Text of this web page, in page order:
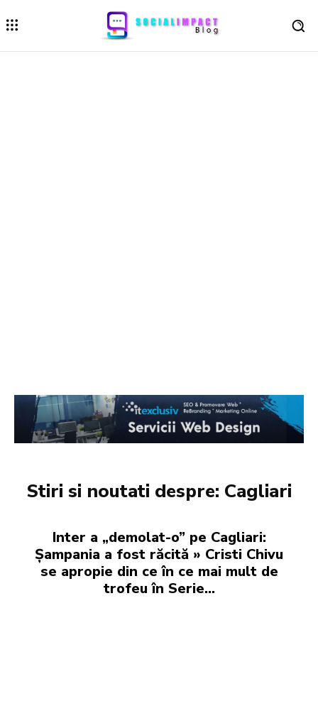
Stiri si noutati despre: Cagliari
Inter a „demolat-o” pe Cagliari:
Șampania a fost răcită » Cristi Chivu
se apropie din ce în ce mai mult de
trofeu în Serie...